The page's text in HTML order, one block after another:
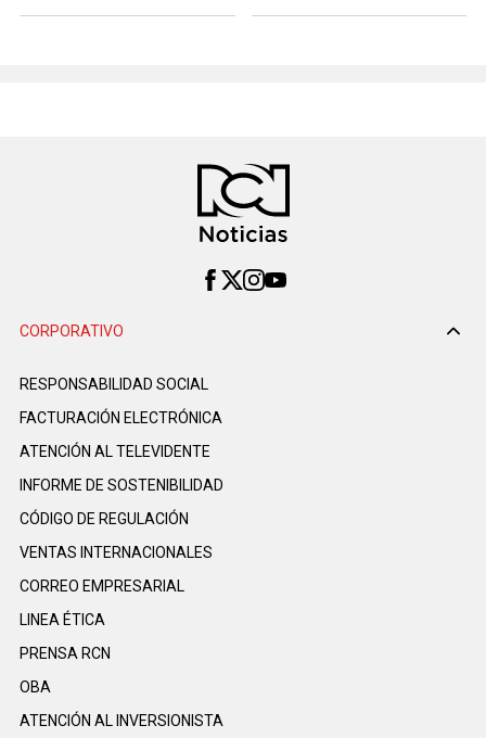
CORPORATIVO
RESPONSABILIDAD SOCIAL
FACTURACIÓN ELECTRÓNICA
ATENCIÓN AL TELEVIDENTE
INFORME DE SOSTENIBILIDAD
CÓDIGO DE REGULACIÓN
VENTAS INTERNACIONALES
CORREO EMPRESARIAL
LINEA ÉTICA
PRENSA RCN
OBA
ATENCIÓN AL INVERSIONISTA